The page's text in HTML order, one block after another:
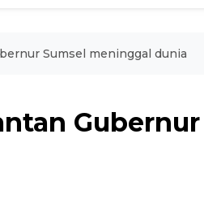
Sumsel meninggal dunia
Gubernur